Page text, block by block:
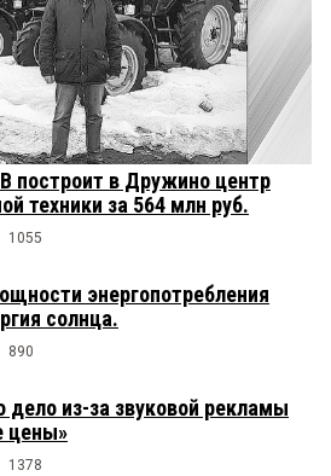
построит в Дружино центр
техники за 564 млн руб.
1055
энергопотребления
солнца.
890
из-за звуковой рекламы
цены»
1378